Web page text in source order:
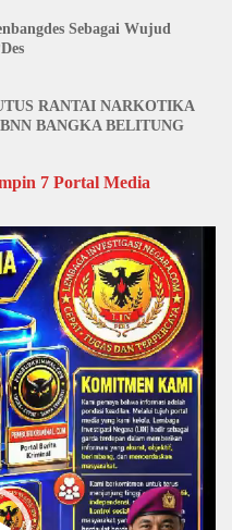
Sebagai Wujud
RANTAI NARKOTIKA
BANGKA BELITUNG
7 Portal Media